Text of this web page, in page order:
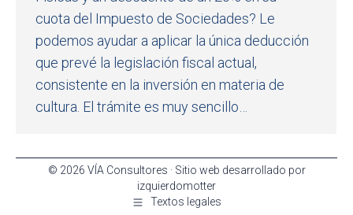
cuota del Impuesto de Sociedades? Le
podemos ayudar a aplicar la única deducción
que prevé la legislación fiscal actual,
consistente en la inversión en materia de
cultura. El trámite es muy sencillo…
© 2026 VÍA Consultores · Sitio web desarrollado por
izquierdomotter
Textos legales